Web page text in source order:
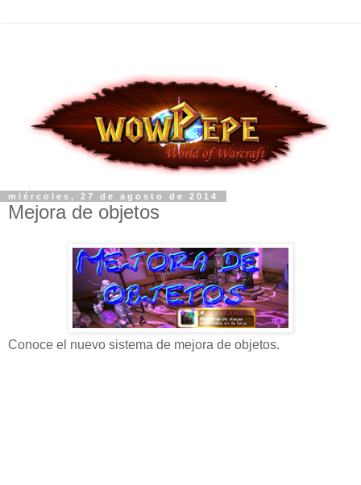
miércoles, 27 de agosto de 2014
Mejora de objetos
Conoce el nuevo sistema de mejora de objetos.